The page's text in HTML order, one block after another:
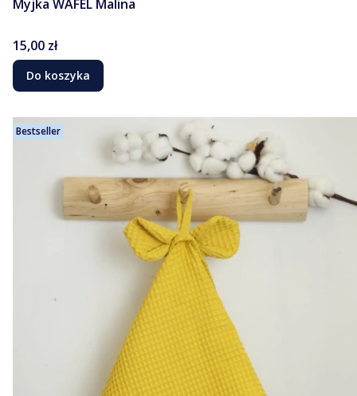
Myjka WAFEL Malina
Cena
15,00 zł
Do koszyka
Bestseller